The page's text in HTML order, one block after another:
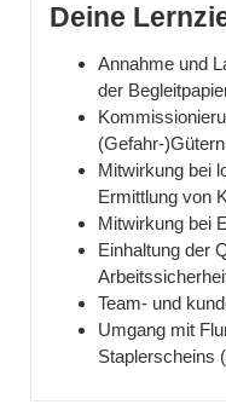
Deine
Annahme und
der
(Gefahr-
Mitwirkung bei
Ermittlung von
Mitwirkung bei
Einhaltung der
Team- und
Umgang mit
Staplerscheins